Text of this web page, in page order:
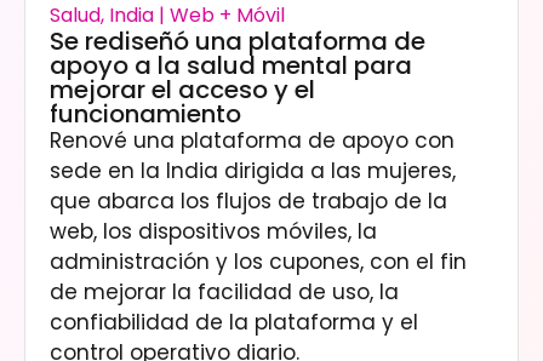
Salud, India | Web + Móvil
Se rediseñó una plataforma de
apoyo a la salud mental para
mejorar el acceso y el
funcionamiento
Renové una plataforma de apoyo con
sede en la India dirigida a las mujeres,
que abarca los flujos de trabajo de la
web, los dispositivos móviles, la
administración y los cupones, con el fin
de mejorar la facilidad de uso, la
confiabilidad de la plataforma y el
control operativo diario.